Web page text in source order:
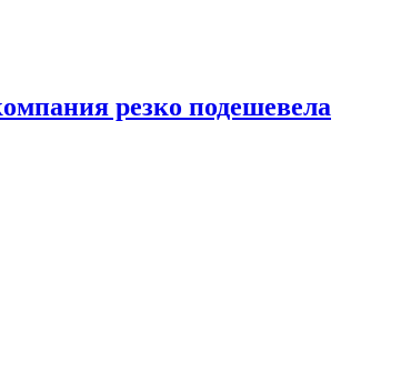
резко подешевела